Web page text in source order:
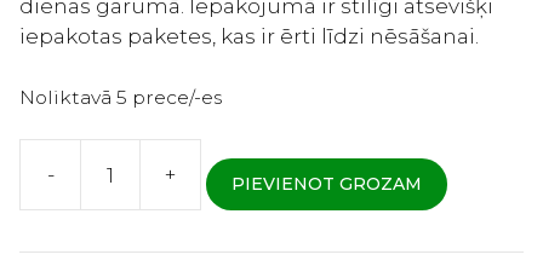
dienas garumā. Iepakojumā ir stilīgi atsevišķi
iepakotas paketes, kas ir ērti līdzi nēsāšanai.
Noliktavā 5 prece/-es
-
Unicharm
Center-
in
+ PIEVIENOT GROZAM